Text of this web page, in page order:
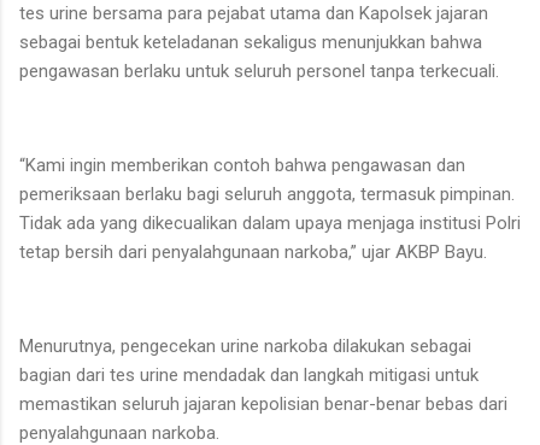
tes urine bersama para pejabat utama dan Kapolsek jajaran
sebagai bentuk keteladanan sekaligus menunjukkan bahwa
pengawasan berlaku untuk seluruh personel tanpa terkecuali.
“Kami ingin memberikan contoh bahwa pengawasan dan
pemeriksaan berlaku bagi seluruh anggota, termasuk pimpinan.
Tidak ada yang dikecualikan dalam upaya menjaga institusi Polri
tetap bersih dari penyalahgunaan narkoba,” ujar AKBP Bayu.
Menurutnya, pengecekan urine narkoba dilakukan sebagai
bagian dari tes urine mendadak dan langkah mitigasi untuk
memastikan seluruh jajaran kepolisian benar-benar bebas dari
penyalahgunaan narkoba.